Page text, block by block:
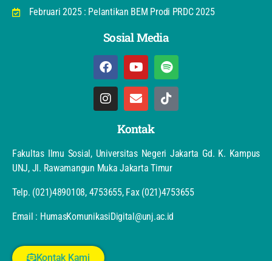
Februari 2025 : Pelantikan BEM Prodi PRDC 2025
Sosial Media
Kontak
Fakultas Ilmu Sosial, Universitas Negeri Jakarta Gd. K. Kampus
UNJ, Jl. Rawamangun Muka Jakarta Timur
Telp. (021)4890108, 4753655, Fax (021)4753655
Email : HumasKomunikasiDigital@unj.ac.id
Kontak Kami